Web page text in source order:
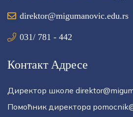
direktor@migumanovic.edu.rs
031/ 781 - 442
Контакт Адресе
Директор школе
Помоћник директора